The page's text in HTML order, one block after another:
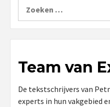
naar:
Team van
De tekstschrijvers van
experts in hun vakgebied